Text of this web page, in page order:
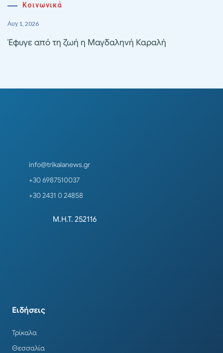
Κοινωνικά
Αυγ 1, 2026
Έφυγε από τη ζωή η Μαγδαληνή Καραλή
info@trikalanews.gr
+30 6987510037
+30 2431 0 24858
Μ.Η.Τ. 252116
Ειδήσεις
Τρίκαλα
Θεσσαλία